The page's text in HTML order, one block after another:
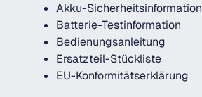
Akku-Sicherheitsinformation
Batterie-Testinformation
Bedienungsanleitung
Ersatzteil-Stückliste
EU-Konformitätserklärung